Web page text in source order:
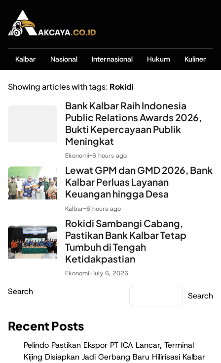
Kalbar Nasional Internasional Hukum Kuliner
Showing articles with tags: Rokidi
Bank Kalbar Raih Indonesia
Public Relations Awards 2026,
Bukti Kepercayaan Publik
Meningkat
Ekonomi-6 hours ago
Lewat GPM dan GMD 2026, Bank
Kalbar Perluas Layanan
Keuangan hingga Desa
Kalbar-6 hours ago
Rokidi Sambangi Cabang,
Pastikan Bank Kalbar Tetap
Tumbuh di Tengah
Ketidakpastian
Ekonomi-July 6, 2026
Search Search
Recent Posts
Pelindo Pastikan Ekspor PT ICA Lancar, Terminal
Kijing Disiapkan Jadi Gerbang Baru Hilirisasi Kalbar